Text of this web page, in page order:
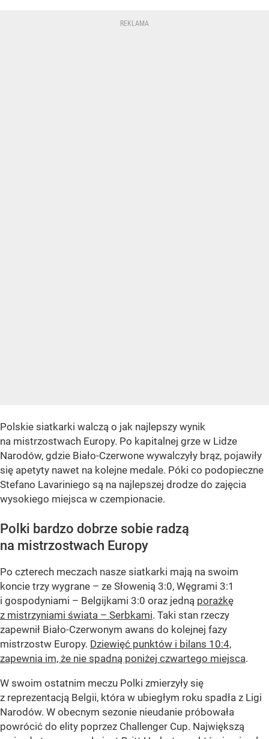
Polskie siatkarki walczą o jak najlepszy wynik
na mistrzostwach Europy. Po kapitalnej grze w Lidze
Narodów, gdzie Biało-Czerwone wywalczyły brąz, pojawiły
się apetyty nawet na kolejne medale. Póki co podopieczne
Stefano Lavariniego są na najlepszej drodze do zajęcia
wysokiego miejsca w czempionacie.
Polki bardzo dobrze sobie radzą
na mistrzostwach Europy
Po czterech meczach nasze siatkarki mają na swoim
koncie trzy wygrane – ze Słowenią 3:0, Węgrami 3:1
i gospodyniami – Belgijkami 3:0 oraz jedną porażkę
z mistrzyniami świata – Serbkami. Taki stan rzeczy
zapewnił Biało-Czerwonym awans do kolejnej fazy
mistrzostw Europy. Dziewięć punktów i bilans 10:4,
zapewnia im, że nie spadną poniżej czwartego miejsca.
W swoim ostatnim meczu Polki zmierzyły się
z reprezentacją Belgii, która w ubiegłym roku spadła z Ligi
Narodów. W obecnym sezonie nieudanie próbowała
powrócić do elity poprzez Challenger Cup. Największą